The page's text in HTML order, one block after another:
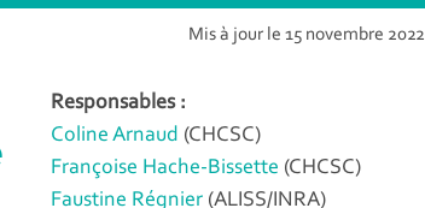
Mis à jour le 15 novembre 2022
Responsables :
Coline Arnaud (CHCSC)
Françoise Hache-Bissette (CHCSC)
Faustine Régnier(ALISS/INRA)